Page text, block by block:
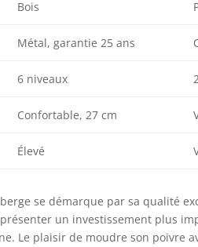
Bois
Métal, garantie 25 ans
6 niveaux
Confortable, 27 cm
Élevé
se démarque par sa qualité
un investissement plus
Le plaisir de moudre son poivre